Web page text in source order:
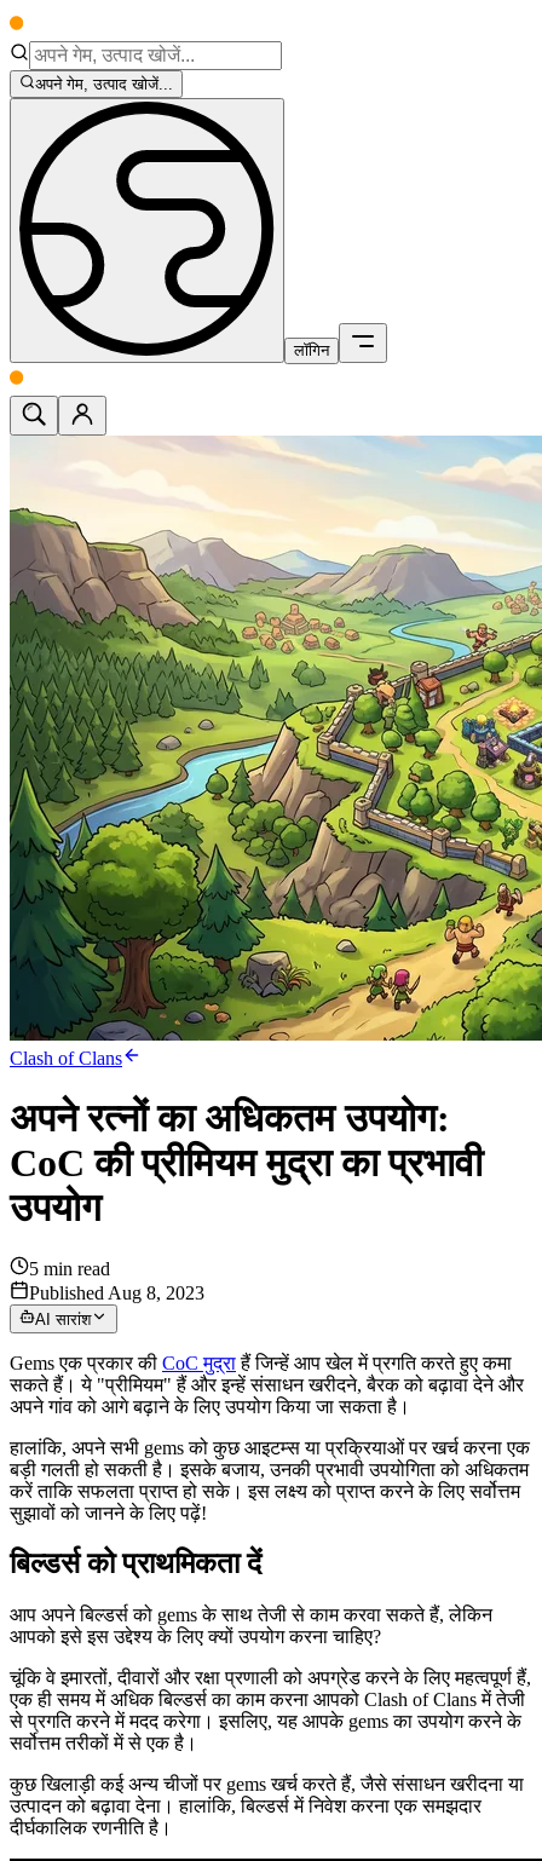
अपने गेम, उत्पाद खोजें...
लॉगिन
Clash of Clans
अपने रत्नों का अधिकतम उपयोग:
CoC की प्रीमियम मुद्रा का प्रभावी
उपयोग
5 min read
Published Aug 8, 2023
AI सारांश
Gems एक प्रकार की CoC मुद्राहैं जिन्हें आप खेल में प्रगति करते हुए कमा
सकते हैं। ये "प्रीमियम" हैं और इन्हें संसाधन खरीदने, बैरक को बढ़ावा देने और
अपने गांव को आगे बढ़ाने के लिए उपयोग किया जा सकता है।
हालांकि, अपने सभी gems को कुछ आइटम्स या प्रक्रियाओं पर खर्च करना एक
बड़ी गलती हो सकती है। इसके बजाय, उनकी प्रभावी उपयोगिता को अधिकतम
करें ताकि सफलता प्राप्त हो सके। इस लक्ष्य को प्राप्त करने के लिए सर्वोत्तम
सुझावों को जानने के लिए पढ़ें!
बिल्डर्स को प्राथमिकता दें
आप अपने बिल्डर्स को gems के साथ तेजी से काम करवा सकते हैं, लेकिन
आपको इसे इस उद्देश्य के लिए क्यों उपयोग करना चाहिए?
चूंकि वे इमारतों, दीवारों और रक्षा प्रणाली को अपग्रेड करने के लिए महत्वपूर्ण हैं,
एक ही समय में अधिक बिल्डर्स का काम करना आपको Clash of Clans में तेजी
से प्रगति करने में मदद करेगा। इसलिए, यह आपके gems का उपयोग करने के
सर्वोत्तम तरीकों में से एक है।
कुछ खिलाड़ी कई अन्य चीजों पर gems खर्च करते हैं, जैसे संसाधन खरीदना या
उत्पादन को बढ़ावा देना। हालांकि, बिल्डर्स में निवेश करना एक समझदार
दीर्घकालिक रणनीति है।